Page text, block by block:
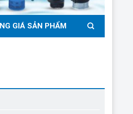
GIÁ SẢN PHẨM